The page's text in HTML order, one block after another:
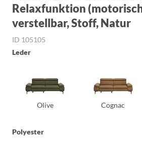
Relaxfunktion
verstellbar, Stoff, Natur
ID 105105
Leder
Olive Cognac
Polyester